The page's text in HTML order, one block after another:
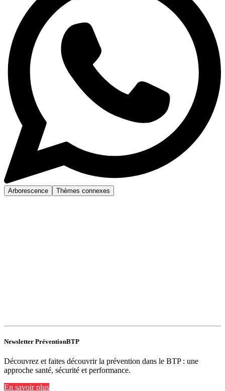
Arborescence Thèmes connexes
Newsletter PréventionBTP
Découvrez et faites découvrir la prévention dans le BTP : une
approche santé, sécurité et performance.
En savoir plus